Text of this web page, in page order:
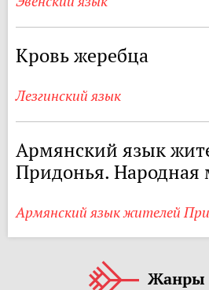
Кровь жеребца
Лезгинский язык
Армянский язык
Придонья. Народная
Армянский язык жителей
Жанры